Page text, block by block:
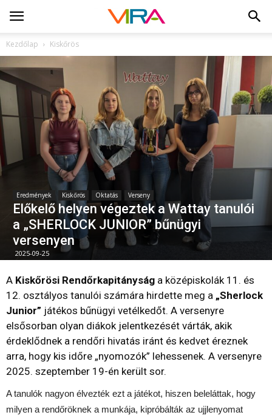
Kezdőlap Kiskőrös
Eredmények Kiskőrös Oktatás Verseny
Előkelő helyen végeztek a Wattay tanulói
a „SHERLOCK JUNIOR” bűnügyi
versenyen
2025-09-25
A Kiskőrösi Rendőrkapitányság a középiskolák 11. és
12. osztályos tanulói számára hirdette meg a „Sherlock
Junior” játékos bűnügyi vetélkedőt. A versenyre
elsősorban olyan diákok jelentkezését várták, akik
érdeklődnek a rendőri hivatás iránt és kedvet éreznek
arra, hogy kis időre „nyomozók” lehessenek. A versenyre
2025. szeptember 19-én került sor.
A tanulók nagyon élvezték ezt a játékot, hiszen beleláttak, hogy
milyen a rendőröknek a munkája, kipróbálták az ujjlenyomat